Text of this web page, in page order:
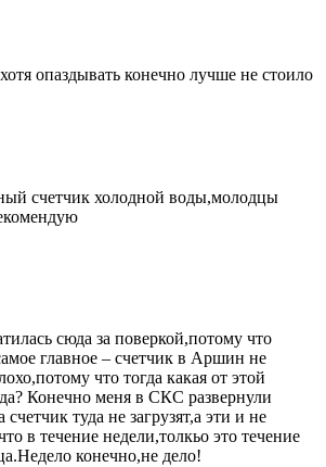
опаздывать конечно лучше не стоило
счетчик холодной воды,молодцы
сюда за поверкой,потому что
главное – счетчик в Аршин не
что тогда какая от этой
Конечно меня в СКС развернули
счетчик туда не загрузят,а эти и не
в течение недели,толкьо это течение
конечно,не дело!